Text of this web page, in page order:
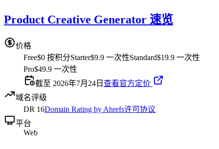
Product Creative Generator 速览
价格
Free$0 按积分Starter$9.9 一次性Standard$19.9 一次性
Pro$49.9 一次性
截至 2026年7月24日 查看官方定价
域名评级
DR 16Domain Rating by Ahrefs许可协议
平台
Web